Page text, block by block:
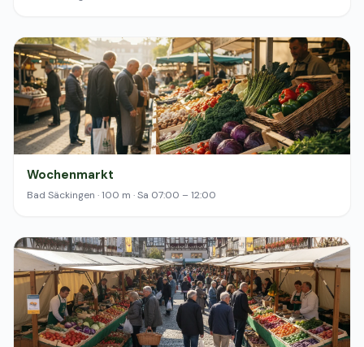
Wochenmarkt
Bad Säckingen · 100 m · Sa 07:00 – 12:00